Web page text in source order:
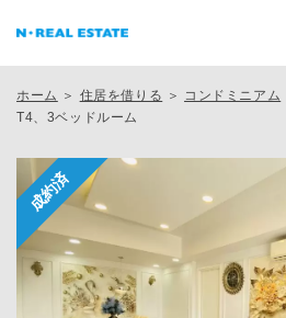
ホーム ＞ 住居を借りる ＞ コンドミニアム
T4、3ベッドルーム